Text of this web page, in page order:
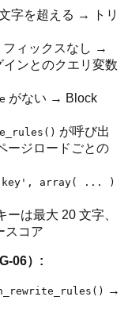
字を超える → トリ
フィックスなし →
ンとのクエリ変数
がない → Block
が呼び出
ージロードごとの
'key', array( ... )
は最大 20 文字、
スコア
06）:
→